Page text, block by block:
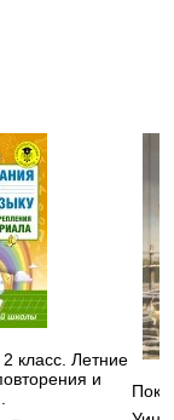
класс. Летние
и